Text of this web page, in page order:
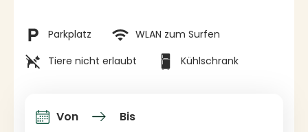
Einrichtungen
Parkplatz
WLAN zum Surfen
Tiere nicht erlaubt
Kühlschrank
An-und Abfahrt
Von Bis